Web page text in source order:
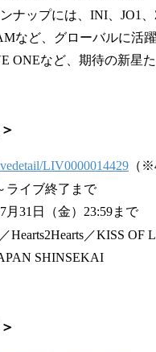
ナップには、INI、JO1
など、グローバルに活
ONEなど、期待の新星た
LIV0000014429 （
ライブ終了まで
31日（金）23:59まで
／KISS OF
SHINSEKAI